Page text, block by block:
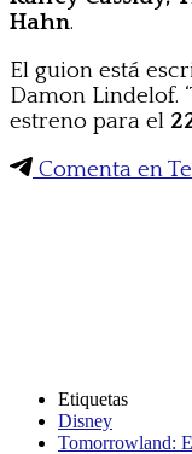
Hahn.
El guion está
Damon Lindelof.
estreno para el
Comenta en
Etiquetas
Disney
Tomorrowland: